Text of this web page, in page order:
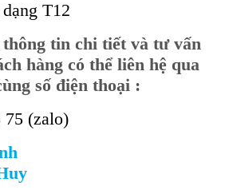
T12
tin chi tiết và tư vấn
hàng có thể liên hệ qua
số điện thoại :
75 (zalo)